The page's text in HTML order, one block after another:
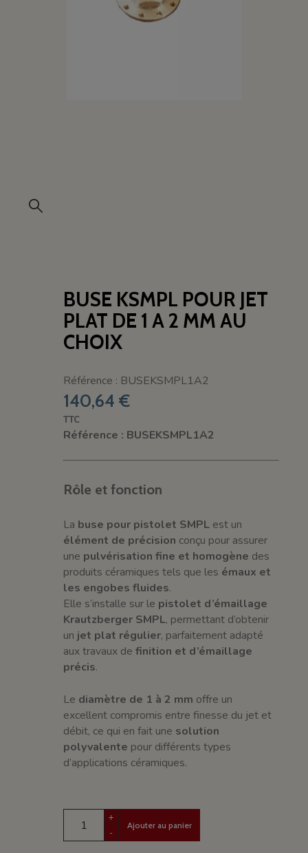
BUSE KSMPL POUR JET
PLAT DE 1 A 2 MM AU
CHOIX
Référence : BUSEKSMPL1A2
140,64 €
TTC
Référence : BUSEKSMPL1A2
Rôle et fonction
La buse pour pistolet SMPL est un
élément de précision conçu pour assurer
une pulvérisation fine et homogène des
produits céramiques tels que les émaux et
les engobes fluides.
Elle s’installe sur le pistolet d’émaillage
Krautzberger SMPL, permettant d’obtenir
un jet plat régulier, parfaitement adapté
aux travaux definition et d’émaillage
précis.
Le diamètre de 1 à 2 mm offre un
excellent compromis entre finesse du jet et
débit, ce qui en fait une solution
polyvalente pour différents types
d’applications céramiques.
+
-
Ajouter au panier